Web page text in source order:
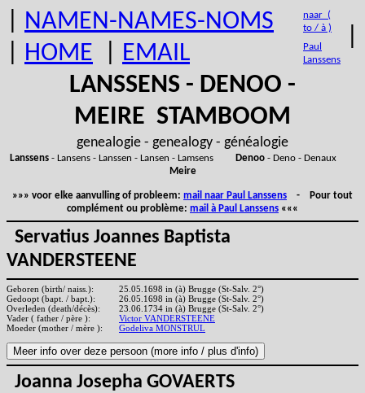
NAMEN-NAMES-NOMS
HOME EMAIL
naar (
to / à )
Paul
Lanssens
LANSSENS - DENOO -
MEIRE STAMBOOM
genealogie - genealogy - généalogie
Lanssens- Lansens - Lanssen - Lansen - Lamsens Denoo- Deno - Denaux
Meire
»»» voor elke aanvulling of probleem: mail naar Paul Lanssens - Pour tout
complément ou problème: mail à Paul Lanssens «««
Servatius Joannes Baptista
VANDERSTEENE
Geboren (birth/ naiss.):
25.05.1698 in (à) Brugge (St-Salv. 2°)
Gedoopt (bapt. / bapt.):
26.05.1698 in (à) Brugge (St-Salv. 2°)
Overleden (death/décès):
23.06.1734 in (à) Brugge (St-Salv. 2°)
Vader ( father / père ):
Victor VANDERSTEENE
Moeder (mother / mère ):
Godeliva MONSTRUL
Joanna Josepha GOVAERTS